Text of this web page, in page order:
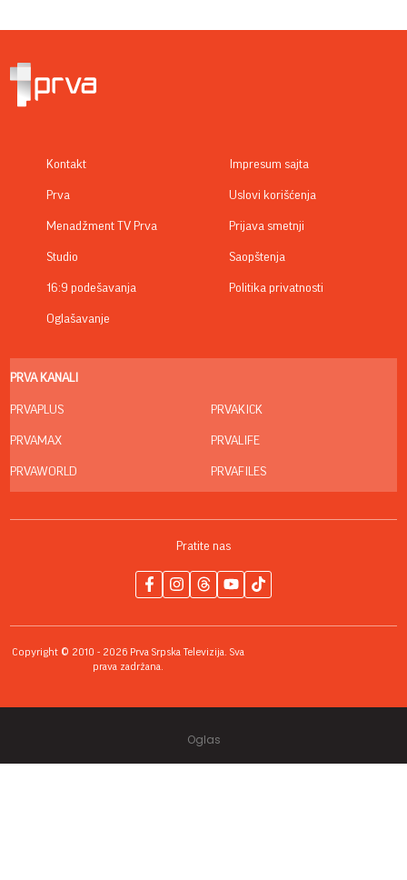
Kontakt
Prva
Menadžment TV Prva
Studio
16:9 podešavanja
Oglašavanje
Impresum sajta
Uslovi korišćenja
Prijava smetnji
Saopštenja
Politika privatnosti
PRVA KANALI
PRVAPLUS
PRVAMAX
PRVAWORLD
PRVAKICK
PRVALIFE
PRVAFILES
Pratite nas
Copyright © 2010 - 2026 Prva Srpska Televizija. Sva
prava zadržana.